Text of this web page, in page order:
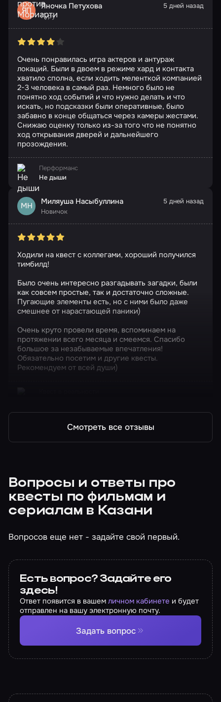
ЯП Яночка Петухова
Гуру
5 дней назад
Очень понравилась игра актеров и антураж
локаций. Были в двоем в режиме хард и контакта
хватило сполна, если ходить меленткой компанией
2-3 человека в самый раз. Немного было не
понятно ход событий и что нужно делать и что
искать, но подсказки были оперативные, было
забавно в конце общаться через камеры жестами.
Снижаю оценку только из-за того что не понятно
ход открывания дверей и дальнейшего
прозождения.
Перформанс
Не дыши
МН Миляуша Насыбуллина
Новичок
5 дней назад
Ходили на квест с коллегами, хороший получился
тимбилд!
Было очень интересно разгадывать загадки, были
как совсем простые, так и достаточно сложные.
Пугающие элементы есть, но с ними было даже
смешнее от нарастающей паники)
Очень круто провели время, вспоминаем на
протяжении всего месяца и смеемся. Спасибо
большое за незабываемые впечатления!
Обязательно посетим и другие квесты.
Рекомендуем от всей души)
Смотреть все отзывы
Вопросы и ответы про
квесты по фильмам и
сериалам в Казани
Вопросов еще нет - задайте свой первый.
Есть вопрос? Задайте его
здесь!
Ответ появится в вашемличном кабинете и будет
отправлен на вашу электронную почту.
Задать вопрос